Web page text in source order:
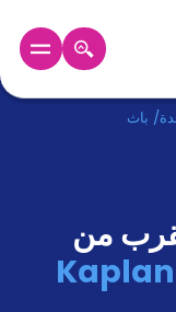
/ باث
من